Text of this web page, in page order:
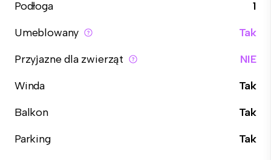
Podłoga
1
Umeblowany
Tak
Przyjazne dla zwierząt
NIE
Winda
Tak
Balkon
Tak
Parking
Tak